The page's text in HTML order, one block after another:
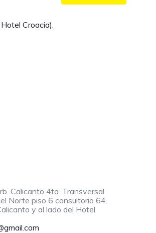
Croacia).
Calicanto 4ta. Transversal
Norte piso 6 consultorio 64.
y al lado del Hotel